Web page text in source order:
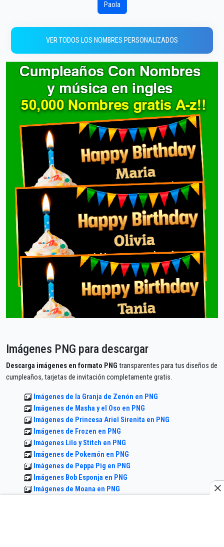
Paola
VER TODOS LOS NOMBRES PERSONALIZADOS
Imágenes PNG para descargar
Descarga imágenes en formato PNG transparentes para tus diseños de
cumpleaños, tarjetas de invitación completamente gratis.
Imágenes de la Granja de Zenón en PNG
Imágenes de Masha y el Oso en PNG
Imágenes de Princesa Ariel Sirenita en PNG
Imágenes de Frozen en PNG
Imágenes Lilo y Stitch en PNG
Imágenes de Pokemón en PNG
Imágenes de Peppa Pig en PNG
Imágenes Bob Esponja en PNG
Imágenes de Moana en PNG